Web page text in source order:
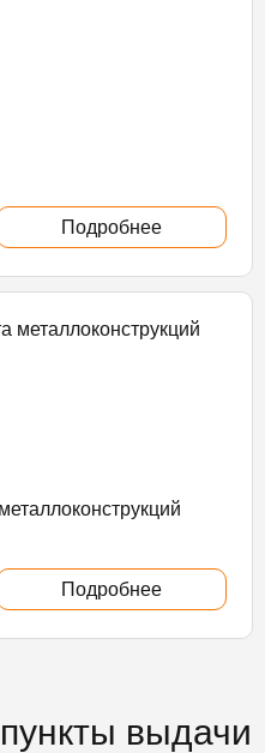
Подробнее
Подробнее
выдачи